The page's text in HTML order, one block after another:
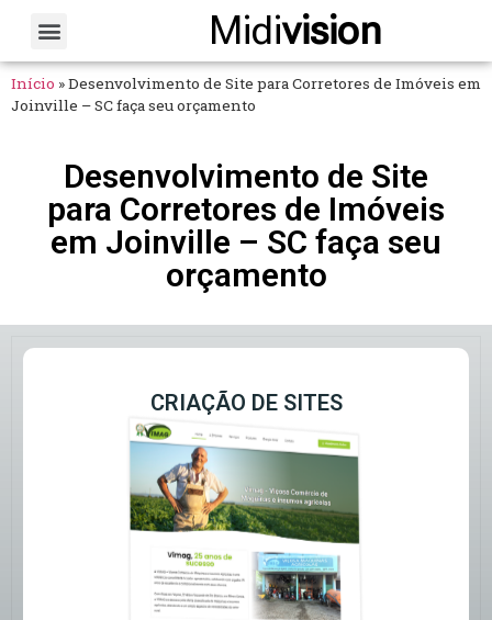
Midivision
Início »Desenvolvimento de Site para Corretores de Imóveis em
Joinville – SC faça seu orçamento
Desenvolvimento de Site
para Corretores de Imóveis
em Joinville – SC faça seu
orçamento
CRIAÇÃO DE SITES